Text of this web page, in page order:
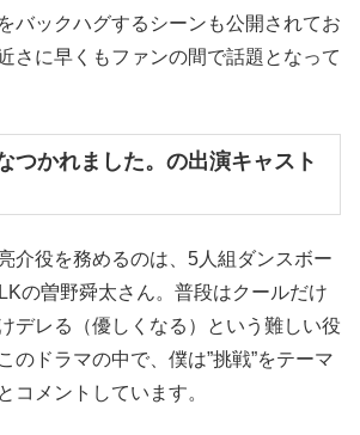
バックハグするシーンも公開されてお
さに早くもファンの間で話題となって
つかれました。の出演キャスト
介役を務めるのは、5人組ダンスボー
の曽野舜太さん。普段はクールだけ
デレる（優しくなる）という難しい役
のドラマの中で、僕は”挑戦”をテーマ
コメントしています。